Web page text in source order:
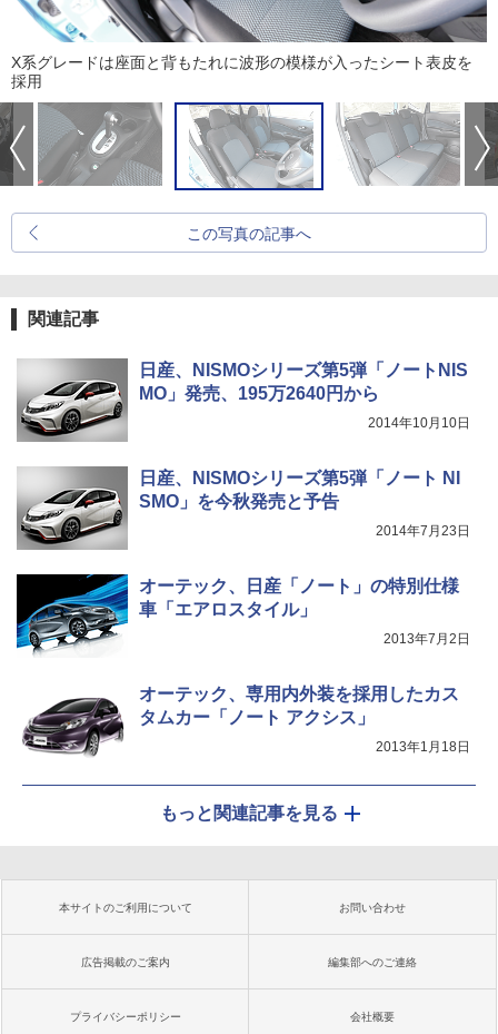
X系グレードは座面と背もたれに波形の模様が入ったシート表皮を
採用
この写真の記事へ
関連記事
日産、NISMOシリーズ第5弾「ノートNIS
MO」発売、195万2640円から
2014年10月10日
日産、NISMOシリーズ第5弾「ノート NI
SMO」を今秋発売と予告
2014年7月23日
オーテック、日産「ノート」の特別仕様
車「エアロスタイル」
2013年7月2日
オーテック、専用内外装を採用したカス
タムカー「ノート アクシス」
2013年1月18日
もっと関連記事を見る
本サイトのご利用について お問い合わせ
広告掲載のご案内 編集部へのご連絡
プライバシーポリシー 会社概要